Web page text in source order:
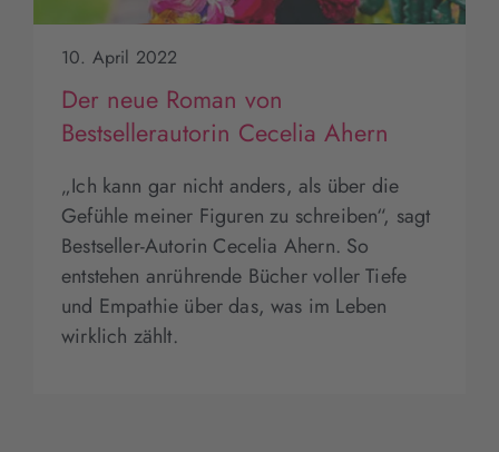
10. April 2022
Der neue Roman von
Bestsellerautorin Cecelia Ahern
„Ich kann gar nicht anders, als über die
Gefühle meiner Figuren zu schreiben“, sagt
Bestseller-Autorin Cecelia Ahern. So
entstehen anrührende Bücher voller Tiefe
und Empathie über das, was im Leben
wirklich zählt.